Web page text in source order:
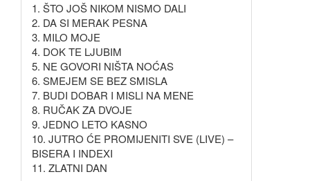
1. ŠTO JOŠ NIKOM NISMO DALI
2. DA SI MERAK PESNA
3. MILO MOJE
4. DOK TE LJUBIM
5. NE GOVORI NIŠTA NOĆAS
6. SMEJEM SE BEZ SMISLA
7. BUDI DOBAR I MISLI NA MENE
8. RUČAK ZA DVOJE
9. JEDNO LETO KASNO
10. JUTRO ĆE PROMIJENITI SVE (LIVE) –
BISERA I INDEXI
11. ZLATNI DAN